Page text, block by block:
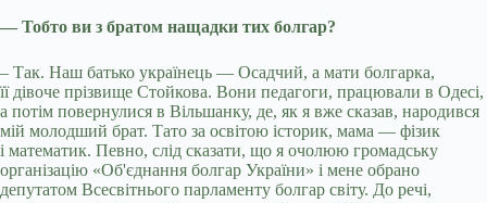
— Тобто ви з братом нащадки тих болгар?
– Так. Наш батько українець — Осадчий, а мати болгарка,
її дівоче прізвище Стойкова. Вони педагоги, працювали в Одесі,
а потім повернулися в Вільшанку, де, як я вже сказав, народився
мій молодший брат. Тато за освітою історик, мама — фізик
і математик. Певно, слід сказати, що я очолюю громадську
організацію «Об'єднання болгар України» і мене обрано
депутатом Всесвітнього парламенту болгар світу. До речі,